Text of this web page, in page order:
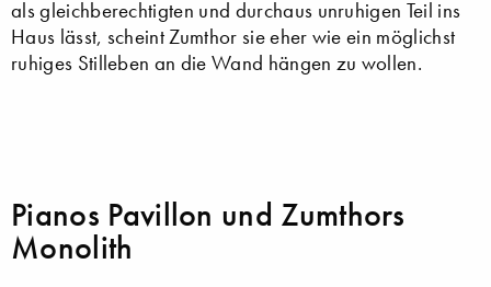
als gleichberechtigten und durchaus unruhigen Teil ins
Haus lässt, scheint Zumthor sie eher wie ein möglichst
ruhiges Stilleben an die Wand hängen zu wollen.
Pianos Pavillon und Zumthors
Monolith